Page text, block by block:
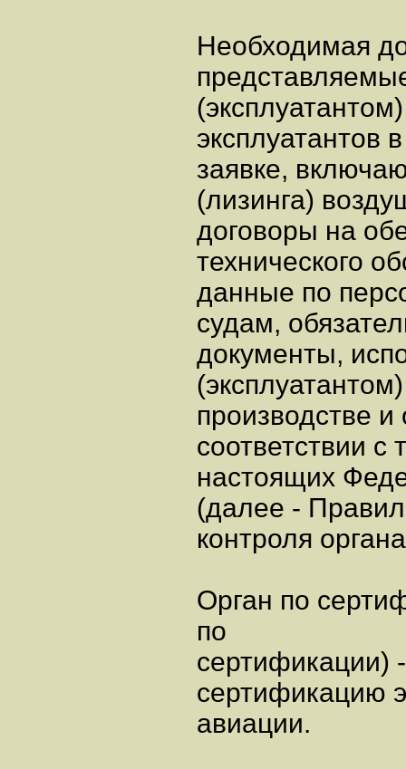
Необходимая
эксплуатантов
заявке,
(лизинга)
договоры на
технического
данные по
судам,
документы,
производстве
соответствии с
настоящих
(далее -
контроля
Орган по
по
сертификации)
сертификацию
авиации.